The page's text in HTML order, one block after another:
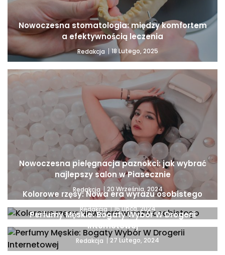
Nowoczesna stomatologia: między komfortem
a efektywnością leczenia
Redakcja 18 Lutego, 2025
Nowoczesna pielęgnacja paznokci: jak wybrać
najlepszy salon w Piasecznie
Redakcja 20 Września, 2024
Kolorowe rzęsy: Nowa era wyrazu osobistego
Redakcja 16 Lipca, 2024
Perfumy Męskie: Bogaty Wybór W Drogerii
Internetowej
Redakcja 27 Lutego, 2024